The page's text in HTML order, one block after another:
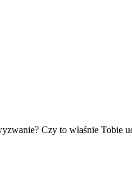
Czy to właśnie Tobie